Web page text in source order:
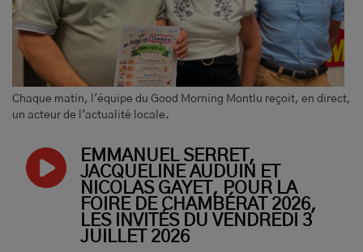
Chaque matin, l'équipe du Good Morning Montlu reçoit, en direct,
un acteur de l'actualité locale.
EMMANUEL SÉRRET,
JACQUELINE AUDUIN ET
NICOLAS GAYET, POUR LA
FOIRE DE CHAMBÉRAT 2026,
LES INVITÉS DU VENDREDI 3
JUILLET 2026